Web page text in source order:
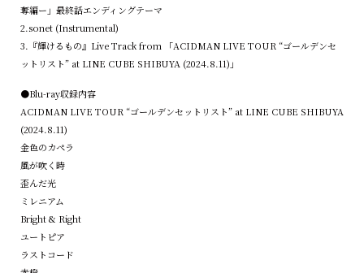
奪編ー」最終話エンディングテーマ
2.sonet (Instrumental)
3.『輝けるもの』Live Track from 「ACIDMAN LIVE TOUR “ゴールデンセ
ットリスト” at LINE CUBE SHIBUYA (2024.8.11)」
●Blu-ray収録内容
ACIDMAN LIVE TOUR “ゴールデンセットリスト” at LINE CUBE SHIBUYA
(2024.8.11)
金色のカペラ
風が吹く時
歪んだ光
ミレニアム
Bright & Right
ユートピア
ラストコード